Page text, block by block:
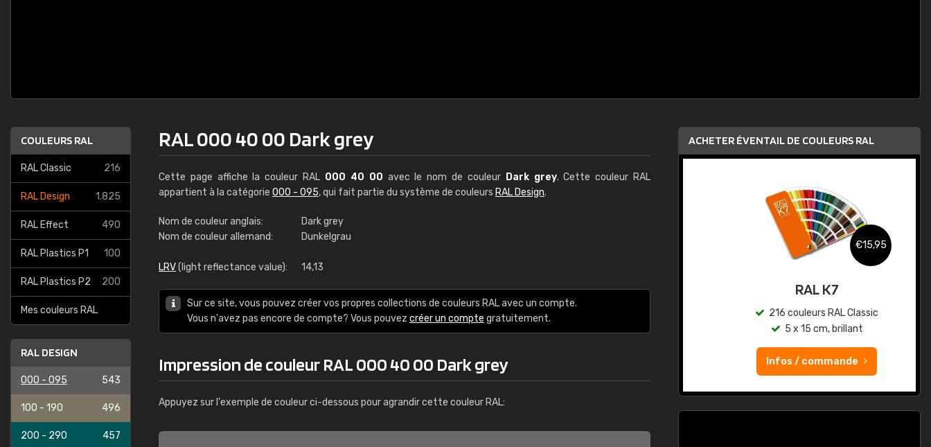
COULEURS RAL
RAL Classic 216
RAL Design 1.825
RAL Effect 490
RAL Plastics P1 100
RAL Plastics P2 200
Mes couleurs RAL
RAL DESIGN
000 - 095 543
100 - 190 496
200 - 290 457
RAL 000 40 00 Dark grey
Cette page affiche la couleur RAL 000 40 00 avec le nom de couleur Dark grey. Cette couleur RAL
appartient à la catégorie 000 - 095, qui fait partie du système de couleurs RAL Design.
Nom de couleur anglais:
Dark grey
Nom de couleur allemand:
Dunkelgrau
LRV(light reflectance value): 14,13
Sur ce site, vous pouvez créer vos propres collections de couleurs RAL avec un compte.
Vous n'avez pas encore de compte? Vous pouvez créer un compte gratuitement.
Impression de couleur RAL 000 40 00 Dark grey
Appuyez sur l'exemple de couleur ci-dessous pour agrandir cette couleur RAL:
ACHETER ÉVENTAIL DE COULEURS RAL
RAL K7 à base d'eau
216 couleurs RAL Classic
€15,95
RAL K7
216 couleurs RAL Classic
5 x 15 cm, brillant
Infos / commande